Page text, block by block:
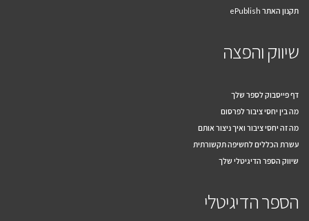
תקנון האתר ePublish
שיווק והפצה
דף פייסבוק לספר שלך
מה בין יחסי ציבור לפרסום
מה זה יחסי ציבור ואיך ניצור אותם
עשרת הכללים לחשיפה תקשורתית
שיווק הספר הדיגיטלי שלך
הספר הדיגיטלי